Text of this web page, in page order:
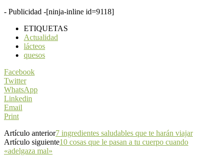
- Publicidad -[ninja-inline id=9118]
ETIQUETAS
Actualidad
lácteos
quesos
Facebook
Twitter
WhatsApp
Linkedin
Email
Print
Artículo anterior7 ingredientes saludables que te harán viajar
Artículo siguiente10 cosas que le pasan a tu cuerpo cuando
«adelgaza mal»